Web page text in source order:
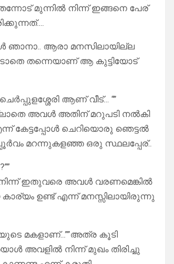
മുന്നിൽ നിന്ന് ഇങ്ങനെ പേര്
ആരാ മനസിലായില്ല
തന്നെയാണ് ആ കുട്ടിയോട്
ആണ് വീട്… “”
അവൾ അതിന് മറുപടി നൽകി
കേട്ടപ്പോൾ ചെറിയൊരു ഞെട്ടൽ
മറന്നുകളഞ്ഞ ഒരു സ്ഥലപ്പേര്..
ഇതുവരെ അവൾ വരണമെങ്കിൽ
ഉണ്ട് എന്ന് മനസ്സിലായിരുന്നു
മകളാണ്…””അത്ര കൂടി
അവളിൽ നിന്ന് മുഖം തിരിച്ചു